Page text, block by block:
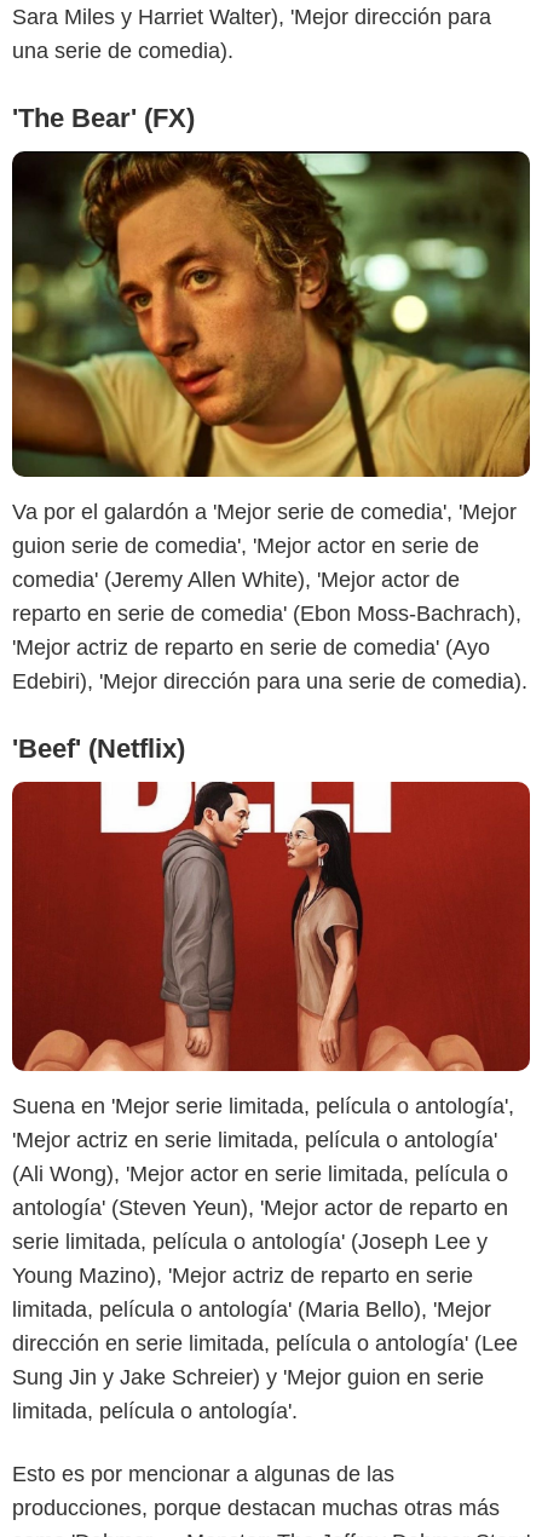
Sara Miles y Harriet Walter), 'Mejor dirección para
una serie de comedia).
'The Bear' (FX)
Va por el galardón a 'Mejor serie de comedia', 'Mejor
guion serie de comedia', 'Mejor actor en serie de
comedia' (Jeremy Allen White), 'Mejor actor de
reparto en serie de comedia' (Ebon Moss-Bachrach),
'Mejor actriz de reparto en serie de comedia' (Ayo
Edebiri), 'Mejor dirección para una serie de comedia).
'Beef' (Netflix)
Espinof
Suena en 'Mejor serie limitada, película o antología',
'Mejor actriz en serie limitada, película o antología'
(Ali Wong), 'Mejor actor en serie limitada, película o
antología' (Steven Yeun), 'Mejor actor de reparto en
serie limitada, película o antología' (Joseph Lee y
Young Mazino), 'Mejor actriz de reparto en serie
limitada, película o antología' (Maria Bello), 'Mejor
dirección en serie limitada, película o antología' (Lee
Sung Jin y Jake Schreier) y 'Mejor guion en serie
limitada, película o antología'.
Esto es por mencionar a algunas de las
producciones, porque destacan muchas otras más